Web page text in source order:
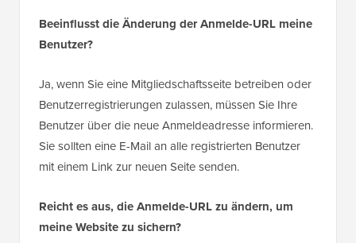
Beeinflusst die Änderung der Anmelde-URL meine
Benutzer?
Ja, wenn Sie eine Mitgliedschaftsseite betreiben oder
Benutzerregistrierungen zulassen, müssen Sie Ihre
Benutzer über die neue Anmeldeadresse informieren.
Sie sollten eine E-Mail an alle registrierten Benutzer
mit einem Link zur neuen Seite senden.
Reicht es aus, die Anmelde-URL zu ändern, um
meine Website zu sichern?